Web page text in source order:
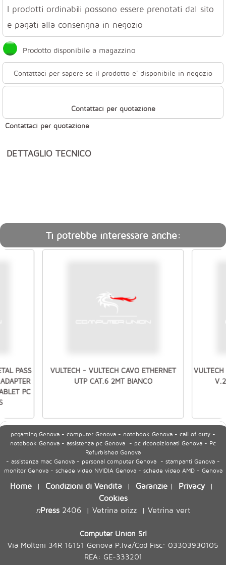
I prodotti ordinabili possono essere prenotati dal sito
e pagati alla consengna in negozio
Prodotto disponibile a magazzino
Contattaci per sapere se il prodotto e' disponibile in negozio
Contattaci per quotazione
Contattaci per quotazione
DETTAGLIO TECNICO
Ti potrebbe interessare anche:
PASS
PC
VULTECH - VULTECH CAVO ETHERNET
UTP CAT.6 2MT BIANCO
pcgaming Genova - computer Genova - notebook Genova - call of duty -
notebook Genova - assistenza pc Genova - pc ricondizionati Genova - Pc
Refurbished Genova
- assistenza mac Genova - personal computer Genova - stampanti Genova -
monitor Genova - schede video NVIDIA Genova - schede video AMD - Genova
Home | Condizioni di Vendita | Garanzie | Privacy|
Cookies
nPress2406| Vetrina orizz| Vetrina vert
Computer Union Srl
Via Molteni 34R 16151 Genova P.Iva/Cod Fisc: 03303930105
REA: GE-333201